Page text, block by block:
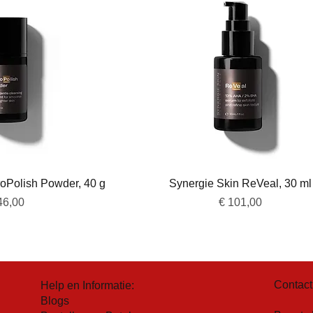
Powder, 40 g
Snel overzicht
Synergie Skin ReVeal, 30 ml
Prijs
€ 101,00
Help en Informatie:
Blogs